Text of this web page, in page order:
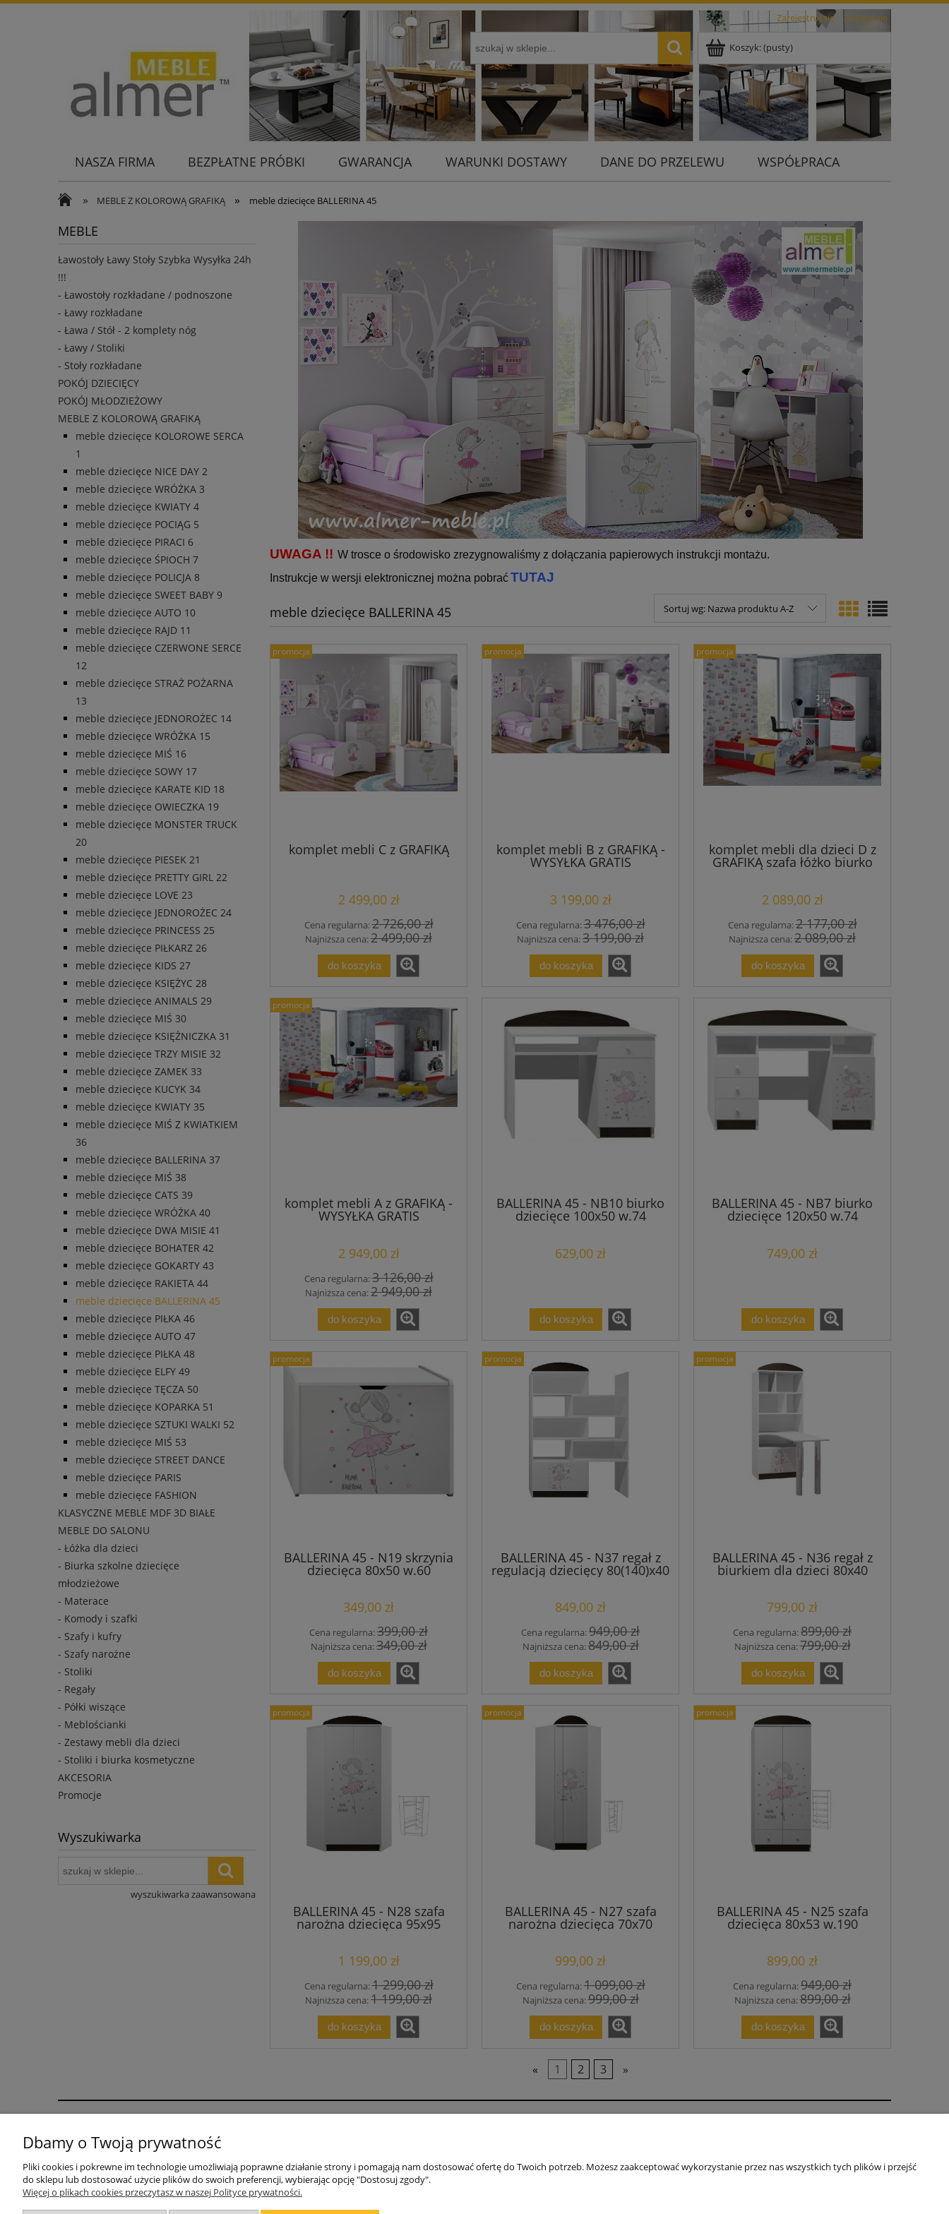
Zarejestruj się Zaloguj się
Koszyk:(pusty)
NASZA FIRMA BEZPŁATNE PRÓBKI GWARANCJA WARUNKI DOSTAWY DANE DO PRZELEWU
WSPÓŁPRACA
» MEBLE Z KOLOROWĄ GRAFIKĄ » meble dziecięce BALLERINA 45
MEBLE
Ławostoły Ławy Stoły Szybka Wysyłka 24h
!!!
- Ławostoły rozkładane / podnoszone
- Ławy rozkładane
- Ława / Stół - 2 komplety nóg
- Ławy / Stoliki
- Stoły rozkładane
POKÓJ DZIECIĘCY
POKÓJ MŁODZIEŻOWY
MEBLE Z KOLOROWĄ GRAFIKĄ
meble dziecięce KOLOROWE SERCA
1
meble dziecięce NICE DAY 2
meble dziecięce WRÓŻKA 3
meble dziecięce KWIATY 4
meble dziecięce POCIĄG 5
meble dziecięce PIRACI 6
meble dziecięce ŚPIOCH 7
meble dziecięce POLICJA 8
meble dziecięce SWEET BABY 9
meble dziecięce AUTO 10
meble dziecięce RAJD 11
meble dziecięce CZERWONE SERCE
12
meble dziecięce STRAŻ POŻARNA
13
meble dziecięce JEDNOROŻEC 14
meble dziecięce WRÓŻKA 15
meble dziecięce MIŚ 16
meble dziecięce SOWY 17
meble dziecięce KARATE KID 18
meble dziecięce OWIECZKA 19
meble dziecięce MONSTER TRUCK
20
meble dziecięce PIESEK 21
meble dziecięce PRETTY GIRL 22
meble dziecięce LOVE 23
meble dziecięce JEDNOROŻEC 24
meble dziecięce PRINCESS 25
meble dziecięce PIŁKARZ 26
meble dziecięce KIDS 27
meble dziecięce KSIĘŻYC 28
meble dziecięce ANIMALS 29
meble dziecięce MIŚ 30
meble dziecięce KSIĘŻNICZKA 31
meble dziecięce TRZY MISIE 32
meble dziecięce ZAMEK 33
meble dziecięce KUCYK 34
meble dziecięce KWIATY 35
meble dziecięce MIŚ Z KWIATKIEM
36
meble dziecięce BALLERINA 37
meble dziecięce MIŚ 38
meble dziecięce CATS 39
meble dziecięce WRÓŻKA 40
meble dziecięce DWA MISIE 41
meble dziecięce BOHATER 42
meble dziecięce GOKARTY 43
meble dziecięce RAKIETA 44
meble dziecięce BALLERINA 45
meble dziecięce PIŁKA 46
meble dziecięce AUTO 47
meble dziecięce PIŁKA 48
meble dziecięce ELFY 49
meble dziecięce TĘCZA 50
meble dziecięce KOPARKA 51
meble dziecięce SZTUKI WALKI 52
meble dziecięce MIŚ 53
meble dziecięce STREET DANCE
meble dziecięce PARIS
meble dziecięce FASHION
KLASYCZNE MEBLE MDF 3D BIAŁE
MEBLE DO SALONU
- Łóżka dla dzieci
- Biurka szkolne dziecięce
młodzieżowe
- Materace
- Komody i szafki
- Szafy i kufry
- Szafy narożne
- Stoliki
- Regały
- Półki wiszące
- Meblościanki
- Zestawy mebli dla dzieci
- Stoliki i biurka kosmetyczne
AKCESORIA
Promocje
Wyszukiwarka
wyszukiwarka zaawansowana
UWAGA !! W trosce o środowisko zrezygnowaliśmy z dołączania papierowych instrukcji montażu.
Instrukcje w wersji elektronicznej można pobraćTUTAJ
meble dziecięce BALLERINA 45 Sortuj wg: Nazwa produktu A-Z
komplet mebli C z GRAFIKĄ
2 499,00 zł
Cena regularna:2 726,00 zł
Najniższa cena:2 499,00 zł
do koszyka
promocja
komplet mebli B z GRAFIKĄ -
WYSYŁKA GRATIS
3 199,00 zł
Cena regularna:3 476,00 zł
Najniższa cena:3 199,00 zł
do koszyka
promocja
komplet mebli dla dzieci D z
GRAFIKĄ szafa łóżko biurko
2 089,00 zł
Cena regularna:2 177,00 zł
Najniższa cena:2 089,00 zł
do koszyka
promocja
komplet mebli A z GRAFIKĄ -
WYSYŁKA GRATIS
2 949,00 zł
Cena regularna:3 126,00 zł
Najniższa cena:2 949,00 zł
do koszyka
promocja
BALLERINA 45 - NB10 biurko
dziecięce 100x50 w.74
629,00 zł
do koszyka
BALLERINA 45 - NB7 biurko
dziecięce 120x50 w.74
749,00 zł
do koszyka
BALLERINA 45 - N19 skrzynia
dziecięca 80x50 w.60
349,00 zł
Cena regularna:399,00 zł
Najniższa cena:349,00 zł
do koszyka
promocja
BALLERINA 45 - N37 regał z
regulacją dziecięcy 80(140)x40
w.190
849,00 zł
Cena regularna:949,00 zł
Najniższa cena:849,00 zł
do koszyka
promocja
BALLERINA 45 - N36 regał z
biurkiem dla dzieci 80x40
799,00 zł
Cena regularna:899,00 zł
Najniższa cena:799,00 zł
do koszyka
promocja
BALLERINA 45 - N28 szafa
narożna dziecięca 95x95
w.190
1 199,00 zł
Cena regularna:1 299,00 zł
Najniższa cena:1 199,00 zł
do koszyka
promocja
BALLERINA 45 - N27 szafa
narożna dziecięca 70x70
w.190
999,00 zł
Cena regularna:1 099,00 zł
Najniższa cena:999,00 zł
do koszyka
promocja
BALLERINA 45 - N25 szafa
dziecięca 80x53 w.190
899,00 zł
Cena regularna:949,00 zł
Najniższa cena:899,00 zł
do koszyka
promocja
« 1 2 3 »
INSTRUKCJE MONTAŻU
Jak wycenić zestaw mebli
Regulamin ZAKUPY, ZWROTY, REKLAMACJE
WSPÓŁPRACA
Dbamy o Twoją prywatność
Pliki cookies i pokrewne im technologie umożliwiają poprawne działanie strony i pomagają nam dostosować ofertę do Twoich potrzeb. Możesz zaakceptować wykorzystanie przez nas wszystkich tych plików i przejść
do sklepu lub dostosować użycie plików do swoich preferencji, wybierając opcję "Dostosuj zgody".
Więcej o plikach cookies przeczytasz w naszej Polityce prywatności.